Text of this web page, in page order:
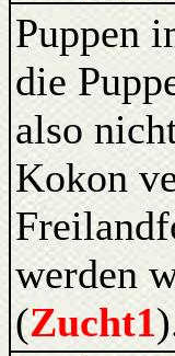
Puppen
die
also
Kokon
werden
(Zucht1